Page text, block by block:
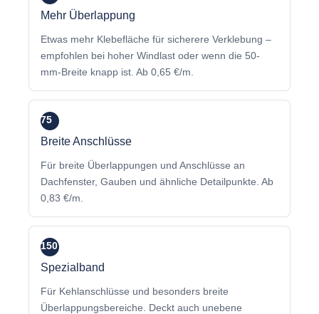
mm
Mehr Überlappung
Etwas mehr Klebefläche für sicherere Verklebung –
empfohlen bei hoher Windlast oder wenn die 50-
mm-Breite knapp ist. Ab 0,65 €/m.
75
mm
Breite Anschlüsse
Für breite Überlappungen und Anschlüsse an
Dachfenster, Gauben und ähnliche Detailpunkte. Ab
0,83 €/m.
150
mm
Spezialband
Für Kehlanschlüsse und besonders breite
Überlappungsbereiche. Deckt auch unebene